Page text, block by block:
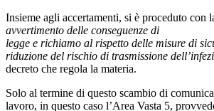
Insieme agli accertamenti, si è proceduto con
avvertimento delle conseguenze di
legge e richiamo al rispetto delle misure di
riduzione del rischio di trasmissione
decreto che regola la materia.
Solo al termine di questo scambio di
lavoro, in questo caso l’Area Vasta 5,